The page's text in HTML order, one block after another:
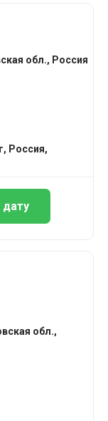
обл., Россия
Россия,
обл.,